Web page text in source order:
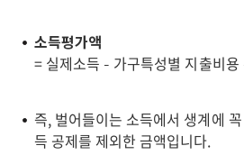
소득평가액
= 실제소득 – 가구특성별 지출비용
즉, 벌어들이는 소득에서 생계에
득 공제를 제외한 금액입니다.